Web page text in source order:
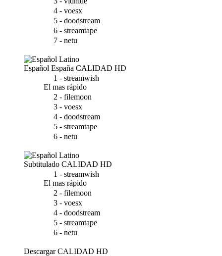
4 - voesx
5 - doodstream
6 - streamtape
7 - netu
Español España CALIDAD HD
1 - streamwish
El mas rápido
2 - filemoon
3 - voesx
4 - doodstream
5 - streamtape
6 - netu
Subtitulado CALIDAD HD
1 - streamwish
El mas rápido
2 - filemoon
3 - voesx
4 - doodstream
5 - streamtape
6 - netu
DescargarCALIDAD HD